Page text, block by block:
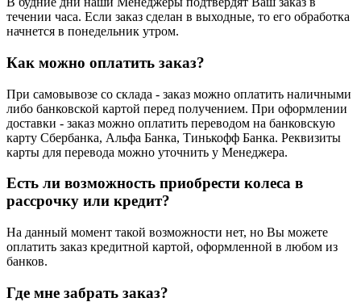
течении часа. Если заказ сделан в выходные, то его обработка
начнется в понедельник утром.
Как можно оплатить заказ?
При самовывозе со склада - заказ можно оплатить наличными
либо банковской картой перед получением. При оформлении
доставки - заказ можно оплатить переводом на банковскую
карту Сбербанка, Альфа Банка, Тинькофф Банка. Реквизиты
карты для перевода можно уточнить у Менеджера.
Есть ли возможность приобрести колеса в
рассрочку или кредит?
На данный момент такой возможности нет, но Вы можете
оплатить заказ кредитной картой, оформленной в любом из
банков.
Где мне забрать заказ?